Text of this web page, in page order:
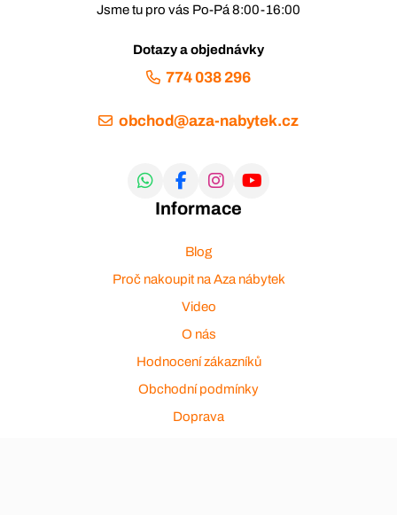
Jsme tu pro vás Po-Pá 8:00-16:00
Dotazy a objednávky
774 038 296
obchod@aza-nabytek.cz
Informace
Blog
Proč nakoupit na Aza nábytek
Video
O nás
Hodnocení zákazníků
Obchodní podmínky
Doprava